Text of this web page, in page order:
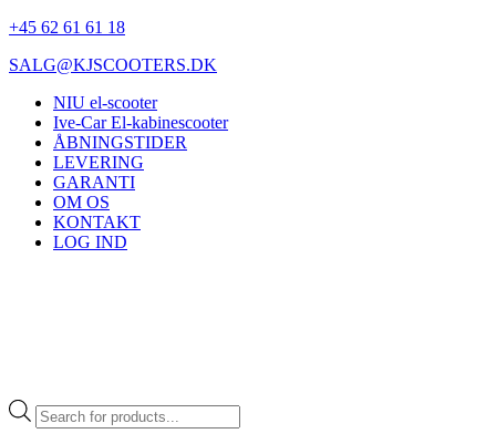
+45 62 61 61 18
SALG@KJSCOOTERS.DK
NIU el-scooter
Ive-Car El-kabinescooter
ÅBNINGSTIDER
LEVERING
GARANTI
OM OS
KONTAKT
LOG IND
Products
search